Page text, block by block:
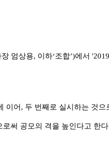
장 엄상용, 이하‘조합’)에서
이어 , 두 번째로 실시하는 것
써 공모의 격을 높인다고 한다